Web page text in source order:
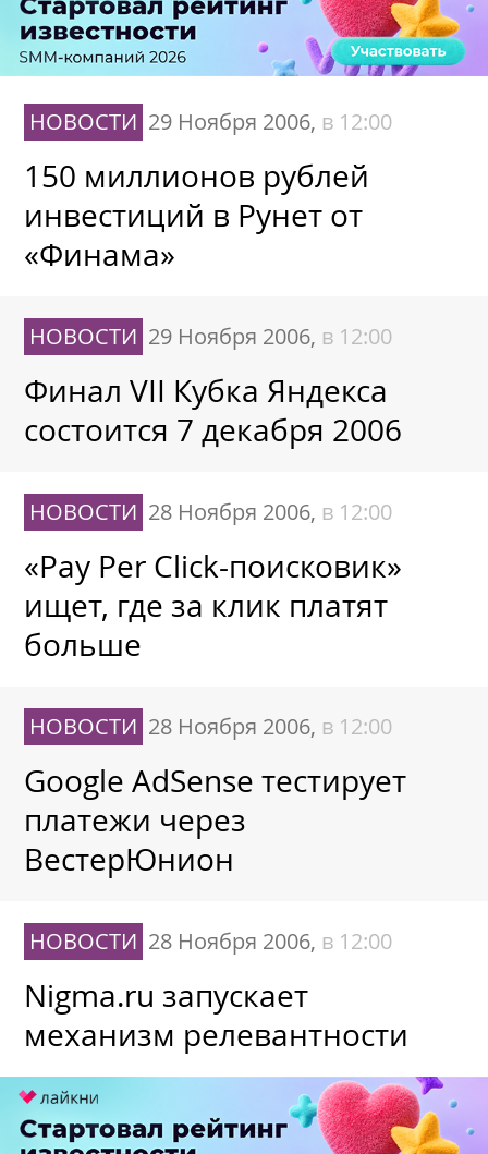
НОВОСТИ 29 Ноября 2006, в 12:00
150 миллионов рублей
инвестиций в Рунет от
«Финама»
НОВОСТИ 29 Ноября 2006, в 12:00
Финал VII Кубка Яндекса
состоится 7 декабря 2006
НОВОСТИ 28 Ноября 2006, в 12:00
«Pay Per Click-поисковик»
ищет, где за клик платят
больше
НОВОСТИ 28 Ноября 2006, в 12:00
Google AdSense тестирует
платежи через
ВестерЮнион
НОВОСТИ 28 Ноября 2006, в 12:00
Nigma.ru запускает
механизм релевантности